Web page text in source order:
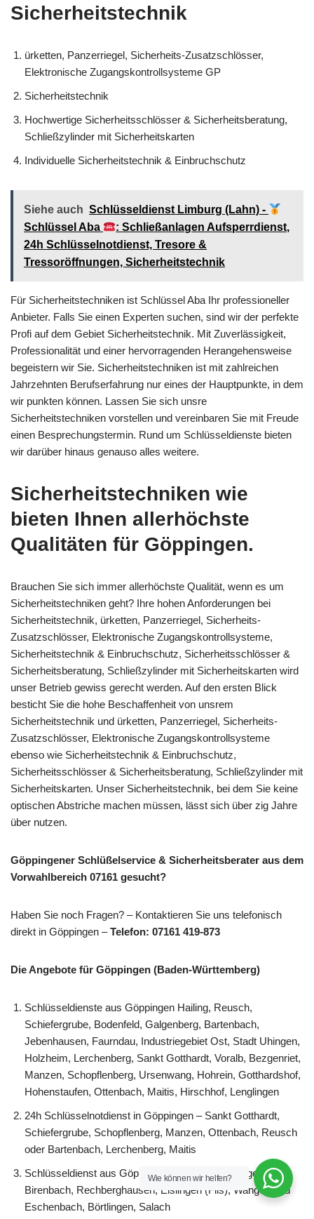
Sicherheitstechnik
ürketten, Panzerriegel, Sicherheits-Zusatzschlösser,
Elektronische Zugangskontrollsysteme GP
Sicherheitstechnik
Hochwertige Sicherheitsschlösser & Sicherheitsberatung,
Schließzylinder mit Sicherheitskarten
Individuelle Sicherheitstechnik & Einbruchschutz
Siehe auch Schlüsseldienst Limburg (Lahn) -
Schlüssel Aba
: Schließanlagen Aufsperrdienst,
24h Schlüsselnotdienst, Tresore &
Tressoröffnungen, Sicherheitstechnik
Für Sicherheitstechniken ist Schlüssel Aba Ihr professioneller
Anbieter. Falls Sie einen Experten suchen, sind wir der perfekte
Profi auf dem Gebiet Sicherheitstechnik. Mit Zuverlässigkeit,
Professionalität und einer hervorragenden Herangehensweise
begeistern wir Sie. Sicherheitstechniken ist mit zahlreichen
Jahrzehnten Berufserfahrung nur eines der Hauptpunkte, in dem
wir punkten können. Lassen Sie sich unsre
Sicherheitstechniken vorstellen und vereinbaren Sie mit Freude
einen Besprechungstermin. Rund um Schlüsseldienste bieten
wir darüber hinaus genauso alles weitere.
Sicherheitstechniken wie
bieten Ihnen allerhöchste
Qualitäten für Göppingen.
Brauchen Sie sich immer allerhöchste Qualität, wenn es um
Sicherheitstechniken geht? Ihre hohen Anforderungen bei
Sicherheitstechnik, ürketten, Panzerriegel, Sicherheits-
Zusatzschlösser, Elektronische Zugangskontrollsysteme,
Sicherheitstechnik & Einbruchschutz, Sicherheitsschlösser &
Sicherheitsberatung, Schließzylinder mit Sicherheitskarten wird
unser Betrieb gewiss gerecht werden. Auf den ersten Blick
besticht Sie die hohe Beschaffenheit von unsrem
Sicherheitstechnik und ürketten, Panzerriegel, Sicherheits-
Zusatzschlösser, Elektronische Zugangskontrollsysteme
ebenso wie Sicherheitstechnik & Einbruchschutz,
Sicherheitsschlösser & Sicherheitsberatung, Schließzylinder mit
Sicherheitskarten. Unser Sicherheitstechnik, bei dem Sie keine
optischen Abstriche machen müssen, lässt sich über zig Jahre
über nutzen.
Göppingener Schlüßelservice & Sicherheitsberater aus dem
Vorwahlbereich 07161 gesucht?
Haben Sie noch Fragen? – Kontaktieren Sie uns telefonisch
direkt in Göppingen –Telefon: 07161 419-873
Die Angebote für Göppingen (Baden-Württemberg)
Schlüsseldienste aus Göppingen Hailing, Reusch,
Schiefergrube, Bodenfeld, Galgenberg, Bartenbach,
Jebenhausen, Faurndau, Industriegebiet Ost, Stadt Uhingen,
Holzheim, Lerchenberg, Sankt Gotthardt, Voralb, Bezgenriet,
Manzen, Schopflenberg, Ursenwang, Hohrein, Gotthardshof,
Hohenstaufen, Ottenbach, Maitis, Hirschhof, Lenglingen
24h Schlüsselnotdienst in Göppingen – Sankt Gotthardt,
Schiefergrube, Schopflenberg, Manzen, Ottenbach, Reusch
oder Bartenbach, Lerchenberg, Maitis
Schlüsseldienst aus Göppingen, Heiningen, Uhingen,
Birenbach, Rechberghausen, Eislingen (Fils), Wangen und
Eschenbach, Börtlingen, Salach
Wie können wir helfen?